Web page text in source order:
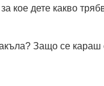
кое дете какво
Защо се караш